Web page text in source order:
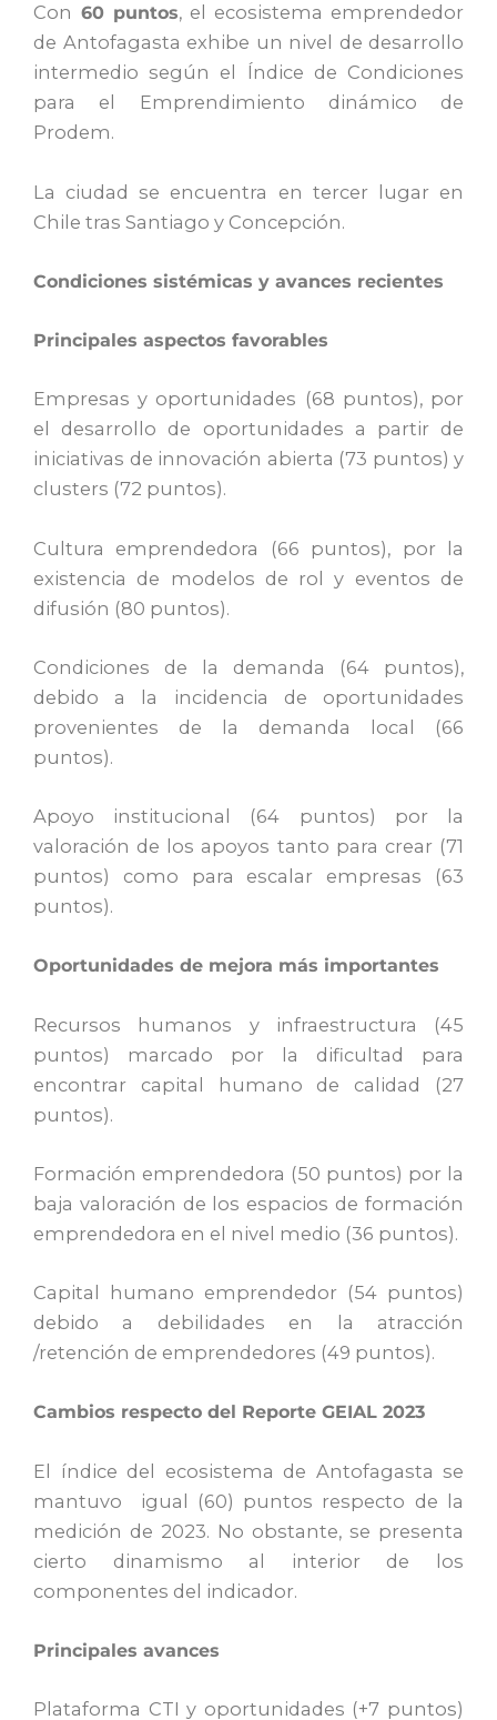
Con 60 puntos, el ecosistema emprendedor
de Antofagasta exhibe un nivel de desarrollo
intermedio según el Índice de Condiciones
para el Emprendimiento dinámico de
Prodem.
La ciudad se encuentra en tercer lugar en
Chile tras Santiago y Concepción.
Condiciones sistémicas y avances recientes
Principales aspectos favorables
Empresas y oportunidades (68 puntos), por
el desarrollo de oportunidades a partir de
iniciativas de innovación abierta (73 puntos) y
clusters (72 puntos).
Cultura emprendedora (66 puntos), por la
existencia de modelos de rol y eventos de
difusión (80 puntos).
Condiciones de la demanda (64 puntos),
debido a la incidencia de oportunidades
provenientes de la demanda local (66
puntos).
Apoyo institucional (64 puntos) por la
valoración de los apoyos tanto para crear (71
puntos) como para escalar empresas (63
puntos).
Oportunidades de mejora más importantes
Recursos humanos y infraestructura (45
puntos) marcado por la dificultad para
encontrar capital humano de calidad (27
puntos).
Formación emprendedora (50 puntos) por la
baja valoración de los espacios de formación
emprendedora en el nivel medio (36 puntos).
Capital humano emprendedor (54 puntos)
debido a debilidades en la atracción
/retención de emprendedores (49 puntos).
Cambios respecto del Reporte GEIAL 2023
El índice del ecosistema de Antofagasta se
mantuvo igual (60) puntos respecto de la
medición de 2023. No obstante, se presenta
cierto dinamismo al interior de los
componentes del indicador.
Principales avances
Plataforma CTI y oportunidades (+7 puntos)